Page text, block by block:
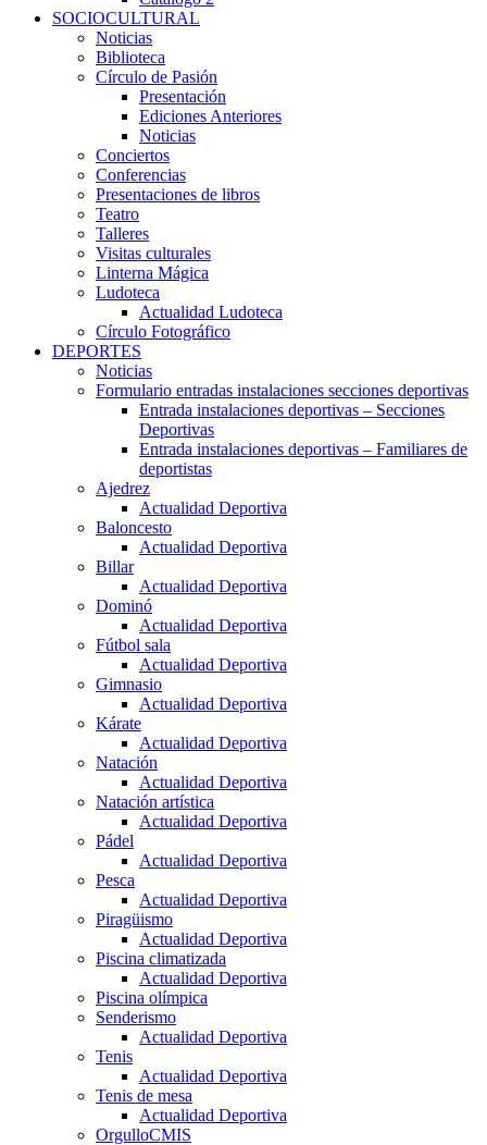
SOCIOCULTURAL
Noticias
Biblioteca
Círculo de Pasión
Presentación
Ediciones Anteriores
Noticias
Conciertos
Conferencias
Presentaciones de libros
Teatro
Talleres
Visitas culturales
Linterna Mágica
Ludoteca
Actualidad Ludoteca
Círculo Fotográfico
DEPORTES
Noticias
Formulario entradas instalaciones secciones deportivas
Entrada instalaciones deportivas – Secciones
Deportivas
Entrada instalaciones deportivas – Familiares de
deportistas
Ajedrez
Actualidad Deportiva
Baloncesto
Actualidad Deportiva
Billar
Actualidad Deportiva
Dominó
Actualidad Deportiva
Fútbol sala
Actualidad Deportiva
Gimnasio
Actualidad Deportiva
Kárate
Actualidad Deportiva
Natación
Actualidad Deportiva
Natación artística
Actualidad Deportiva
Pádel
Actualidad Deportiva
Pesca
Actualidad Deportiva
Piragüismo
Actualidad Deportiva
Piscina climatizada
Actualidad Deportiva
Piscina olímpica
Senderismo
Actualidad Deportiva
Tenis
Actualidad Deportiva
Tenis de mesa
Actualidad Deportiva
OrgulloCMIS